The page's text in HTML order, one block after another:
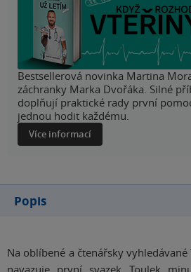
Bestsellerová novinka Martina
záchranky Marka Dvořáka. Silné
doplňují praktické rady první
jednou hodit každému.
Více informací
Popis
Na oblíbené a čtenářsky
navazuje první svazek Toulek